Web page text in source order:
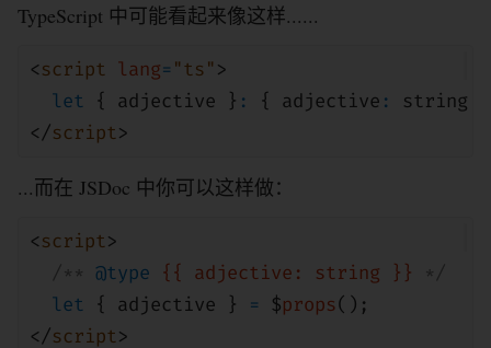
TypeScript 中可能看起来像这样......
<script lang= "ts" >
let
{ adjective } : { adjective : string
</script>
...而在 JSDoc 中你可以这样做：
<script>
/**
@type {{ adjective: string }}
*/
let
{ adjective } = $props();
</script>